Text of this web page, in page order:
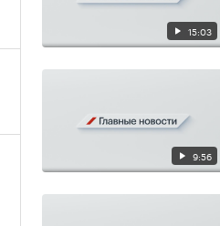
15:03
9:56